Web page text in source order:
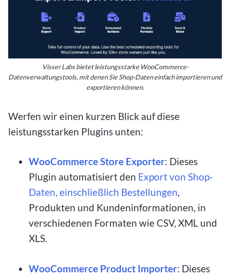
Visser Labs bietet leistungsstarke WooCommerce-
Datenverwaltungstools, mit denen Sie Shop-Daten einfach importieren und
exportieren können.
Werfen wir einen kurzen Blick auf diese
leistungsstarken Plugins unten:
WooCommerce Store Exporter: Dieses
Plugin automatisiert den Export von Shop-
Daten, einschließlich Bestellungen,
Produkten und Kundeninformationen, in
verschiedenen Formaten wie CSV, XML und
XLS.
WooCommerce Product Importer: Dieses